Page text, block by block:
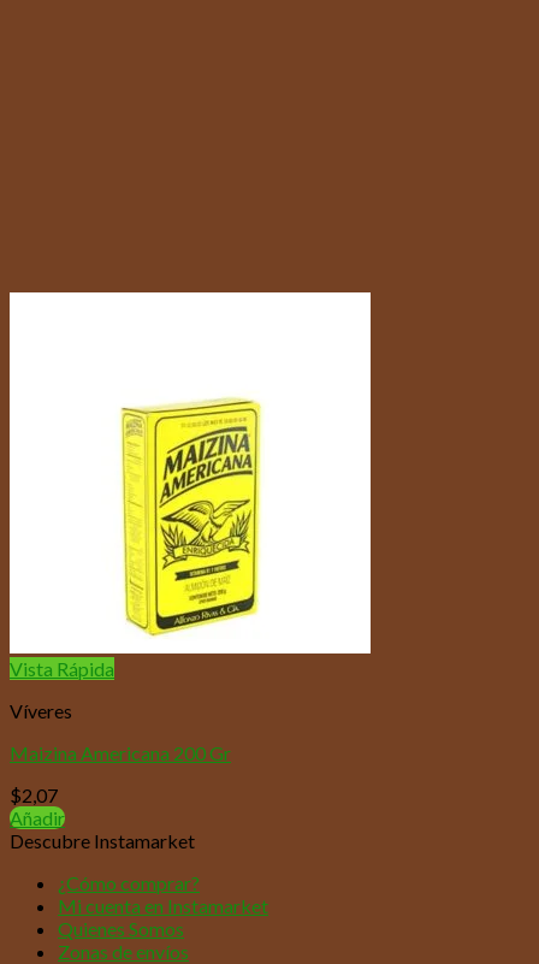
Vista Rápida
Víveres
Maizina Americana 200 Gr
$2,07
Añadir
Descubre Instamarket
¿Cómo comprar?
Mi cuenta en Instamarket
Quienes Somos
Zonas de envíos